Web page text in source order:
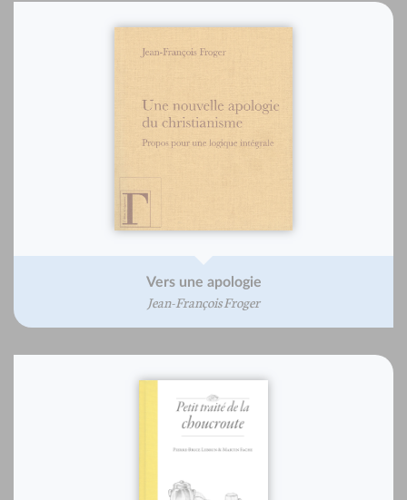
Vers une apologie
Jean-François Froger